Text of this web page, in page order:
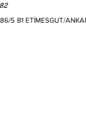
5 B1 ETİMESGUT/